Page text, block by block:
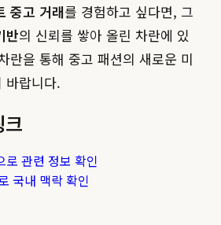
중고 거래를 경험하고 싶다면, 그
반의 신뢰를 쌓아 올린 차란에 있
란을 통해 중고 패션의 새로운 미
바랍니다.
크
관련 정보 확인
국내 맥락 확인